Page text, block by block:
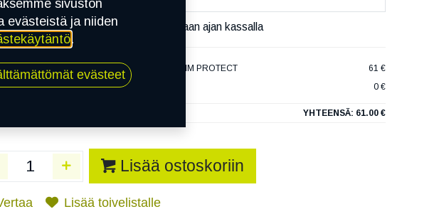
valitset asennuksen, pääset varaamaan ajan kassalla
60R15 81H TRIANGLE PROTRACT TE301 RIM PROTECT
61 €
0 €
YHTEENSÄ: 61.00 €
Lisää ostoskoriin
Lisää toivelistalle
sivuston
evästeistä ja niiden
.
evästeet